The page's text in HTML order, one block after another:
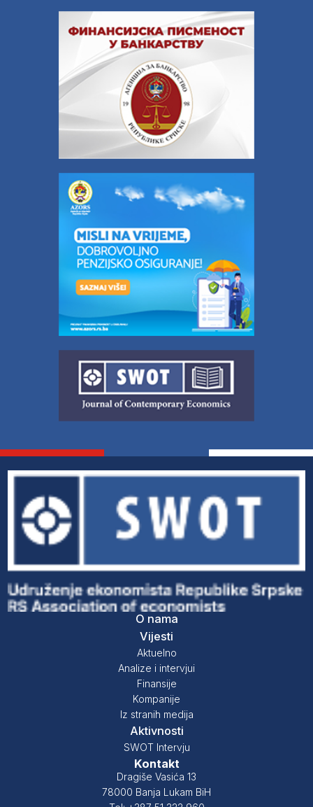
O nama
Vijesti
Aktuelno
Analize i intervjui
Finansije
Kompanije
Iz stranih medija
Aktivnosti
SWOT Intervju
Kontakt
Dragiše Vasića 13
78000 Banja Lukam BiH